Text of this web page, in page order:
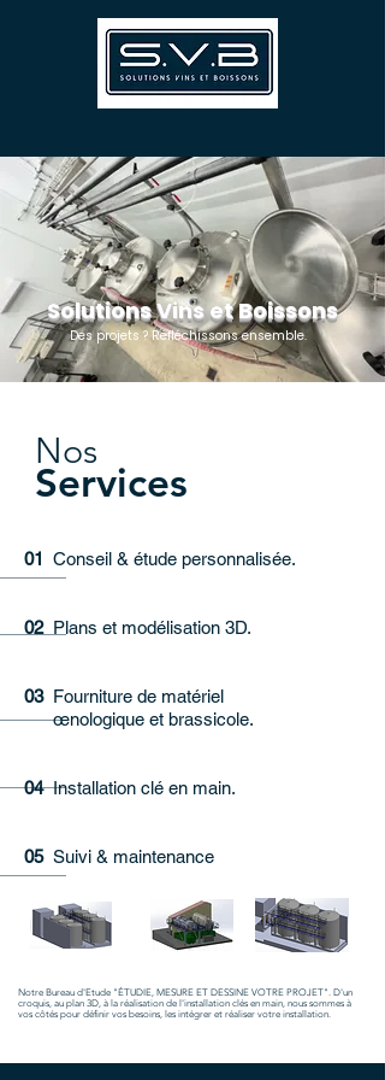
Solutions Vins et Boissons
Des projets ? Réfléchissons ensemble.
Nos
Services
01 Conseil & étude personnalisée.
02 Plans et modélisation 3D.
03Fourniture de matériel
œnologique et brassicole.
04Installation clé en main.
05 Suivi & maintenance
Notre Bureau d'Etude "ÉTUDIE, MESURE ET DESSINE VOTRE PROJET". D'un
croquis, au plan 3D, à la réalisation de l'installation clés en main, nous sommes à
vos côtés pour définir vos besoins, les intégrer et réaliser votre installation.